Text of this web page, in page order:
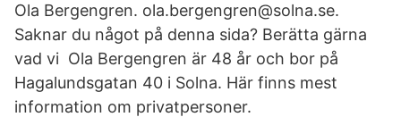
Ola Bergengren. ola.bergengren@​solna.se.
Saknar du något på denna sida? Berätta gärna
vad vi Ola Bergengren är 48 år och bor på
Hagalundsgatan 40 i Solna. Här finns mest
information om privatpersoner.